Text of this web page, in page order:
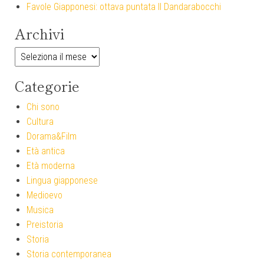
Favole Giapponesi: ottava puntata Il Dandarabocchi
Archivi
Archivi
Categorie
Chi sono
Cultura
Dorama&Film
Età antica
Età moderna
Lingua giapponese
Medioevo
Musica
Preistoria
Storia
Storia contemporanea